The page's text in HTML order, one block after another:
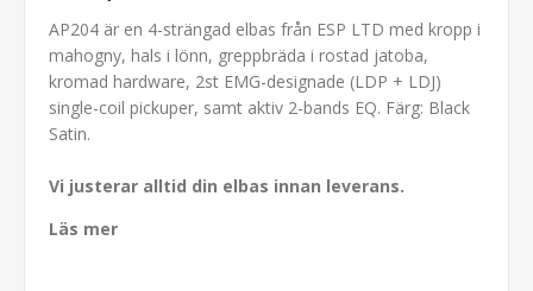
AP204 är en 4-strängad elbas från ESP LTD med kropp i
mahogny, hals i lönn, greppbräda i rostad jatoba,
kromad hardware, 2st EMG-designade (LDP + LDJ)
single-coil pickuper, samt aktiv 2-bands EQ. Färg: Black
Satin.
Vi justerar alltid din elbas innan leverans.
Läs mer